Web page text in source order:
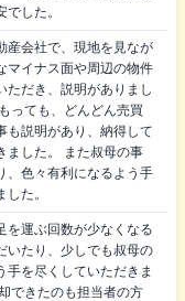
した。
産会社で、現地を見なが
マイナス面や周辺の物件
ただき、説明がありまし
っても、どんどん売買
も説明があり、納得して
ました。 また叔母の事
、色々有利になるよう手
た。
を運ぶ回数が少なくなる
いたり、少しでも叔母の
手を尽くしていただきま
できたのも担当者の方